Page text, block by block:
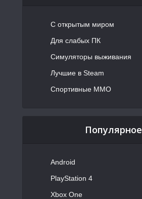
С открытым миром
Для слабых ПК
Симуляторы выживания
Лучшие в Steam
Спортивные MMO
Популярное
Android
PlayStation 4
Xbox One